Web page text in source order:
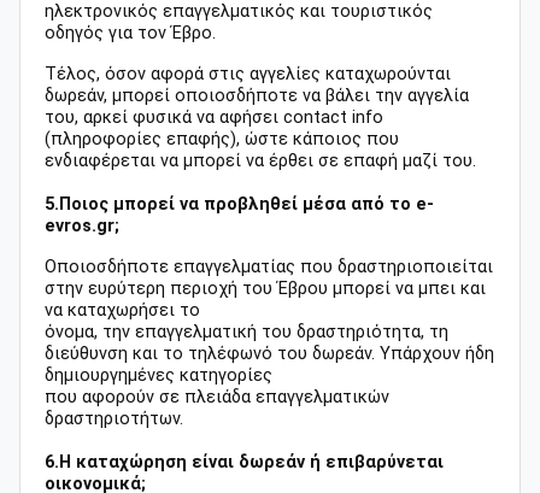
ηλεκτρονικός επαγγελματικός και τουριστικός
οδηγός για τον Έβρο.
Τέλος, όσον αφορά στις αγγελίες καταχωρούνται
δωρεάν, μπορεί οποιοσδήποτε να βάλει την αγγελία
του, αρκεί φυσικά να αφήσει contact info
(πληροφορίες επαφής), ώστε κάποιος που
ενδιαφέρεται να μπορεί να έρθει σε επαφή μαζί του.
5.Ποιος μπορεί να προβληθεί μέσα από το e-
evros.gr;
Οποιοσδήποτε επαγγελματίας που δραστηριοποιείται
στην ευρύτερη περιοχή του Έβρου μπορεί να μπει και
να καταχωρήσει το
όνομα, την επαγγελματική του δραστηριότητα, τη
διεύθυνση και το τηλέφωνό του δωρεάν. Υπάρχουν ήδη
δημιουργημένες κατηγορίες
που αφορούν σε πλειάδα επαγγελματικών
δραστηριοτήτων.
6.Η καταχώρηση είναι δωρεάν ή επιβαρύνεται
οικονομικά;